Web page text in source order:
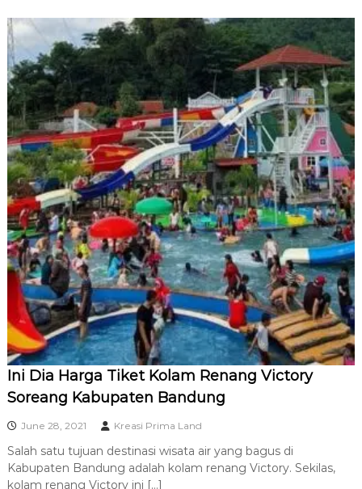
Ini Dia Harga Tiket Kolam Renang Victory
Soreang Kabupaten Bandung
June 28, 2021 Kreasi Prima Land
Salah satu tujuan destinasi wisata air yang bagus di
Kabupaten Bandung adalah kolam renang Victory. Sekilas,
kolam renang Victory ini […]